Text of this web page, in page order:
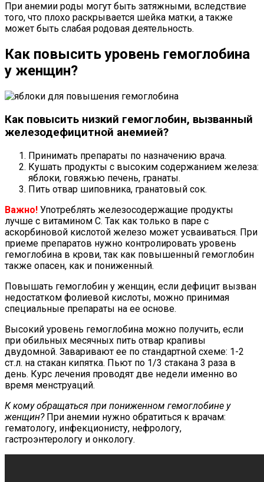
При анемии роды могут быть затяжными, вследствие
того, что плохо раскрывается шейка матки, а также
может быть слабая родовая деятельность.
Как повысить уровень гемоглобина
у женщин?
Как повысить низкий гемоглобин, вызванный
железодефицитной анемией?
Принимать препараты по назначению врача.
Кушать продукты с высоким содержанием железа:
яблоки, говяжью печень, гранаты.
Пить отвар шиповника, гранатовый сок.
Важно! Употреблять железосодержащие продукты
лучше с витамином С. Так как только в паре с
аскорбиновой кислотой железо может усваиваться. При
приеме препаратов нужно контролировать уровень
гемоглобина в крови, так как повышенный гемоглобин
также опасен, как и пониженный.
Повышать гемоглобин у женщин, если дефицит вызван
недостатком фолиевой кислоты, можно принимая
специальные препараты на ее основе.
Высокий уровень гемоглобина можно получить, если
при обильных месячных пить отвар крапивы
двудомной. Заваривают ее по стандартной схеме: 1-2
ст.л. на стакан кипятка. Пьют по 1/3 стакана 3 раза в
день. Курс лечения проводят две недели именно во
время менструаций.
К кому обращаться при пониженном гемоглобине у
женщин?При анемии нужно обратиться к врачам:
гематологу, инфекционисту, нефрологу,
гастроэнтерологу и онкологу.